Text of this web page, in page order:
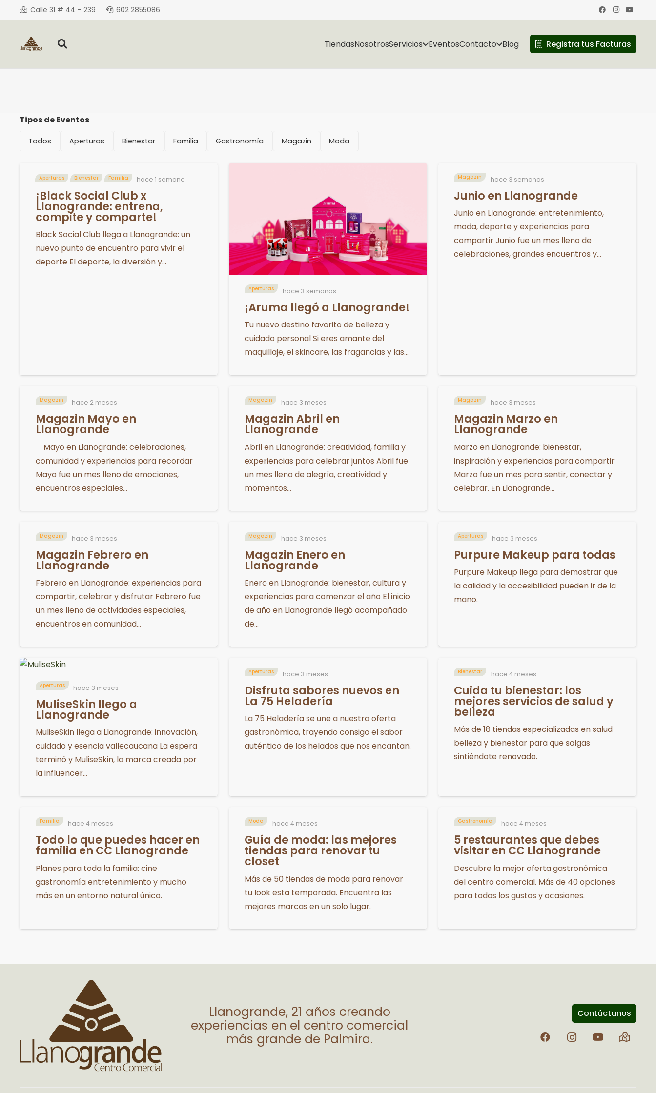
Calle 31 # 44 – 239 602 2855086
TiendasNosotrosServicios EventosContacto Blog Registra tus Facturas
Tipos de Eventos
Todos Aperturas Bienestar Familia Gastronomía Magazin Moda
Aperturas Bienestar Familia hace 1 semana
¡Black Social Club x
Llanogrande: entrena,
compite y comparte!
Black Social Club llega a Llanogrande: un
nuevo punto de encuentro para vivir el
deporte El deporte, la diversión y…
Aperturas hace 3 semanas
¡Aruma llegó a Llanogrande!
Tu nuevo destino favorito de belleza y
cuidado personal Si eres amante del
maquillaje, el skincare, las fragancias y las…
Magazin hace 3 semanas
Junio en Llanogrande
Junio en Llanogrande: entretenimiento,
moda, deporte y experiencias para
compartir Junio fue un mes lleno de
celebraciones, grandes encuentros y…
Magazin hace 2 meses
Magazin Mayo en
Llanogrande
Mayo en Llanogrande: celebraciones,
comunidad y experiencias para recordar
Mayo fue un mes lleno de emociones,
encuentros especiales…
Magazin hace 3 meses
Magazin Abril en
Llanogrande
Abril en Llanogrande: creatividad, familia y
experiencias para celebrar juntos Abril fue
un mes lleno de alegría, creatividad y
momentos…
Magazin hace 3 meses
Magazin Marzo en
Llanogrande
Marzo en Llanogrande: bienestar,
inspiración y experiencias para compartir
Marzo fue un mes para sentir, conectar y
celebrar. En Llanogrande…
Magazin hace 3 meses
Magazin Febrero en
Llanogrande
Febrero en Llanogrande: experiencias para
compartir, celebrar y disfrutar Febrero fue
un mes lleno de actividades especiales,
encuentros en comunidad…
Magazin hace 3 meses
Magazin Enero en
Llanogrande
Enero en Llanogrande: bienestar, cultura y
experiencias para comenzar el año El inicio
de año en Llanogrande llegó acompañado
de…
Aperturas hace 3 meses
Purpure Makeup para todas
Purpure Makeup llega para demostrar que
la calidad y la accesibilidad pueden ir de la
mano.
Aperturas hace 3 meses
MuliseSkin llego a
Llanogrande
MuliseSkin llega a Llanogrande: innovación,
cuidado y esencia vallecaucana La espera
terminó y MuliseSkin, la marca creada por
la influencer…
Aperturas hace 3 meses
Disfruta sabores nuevos en
La 75 Heladería
La 75 Heladería se une a nuestra oferta
gastronómica, trayendo consigo el sabor
auténtico de los helados que nos encantan.
Bienestar hace 4 meses
Cuida tu bienestar: los
mejores servicios de salud y
belleza
Más de 18 tiendas especializadas en salud
belleza y bienestar para que salgas
sintiéndote renovado.
Familia hace 4 meses
Todo lo que puedes hacer en
familia en CC Llanogrande
Planes para toda la familia: cine
gastronomía entretenimiento y mucho
más en un entorno natural único.
Moda hace 4 meses
Guía de moda: las mejores
tiendas para renovar tu
closet
Más de 50 tiendas de moda para renovar
tu look esta temporada. Encuentra las
mejores marcas en un solo lugar.
Gastronomía hace 4 meses
5 restaurantes que debes
visitar en CC Llanogrande
Descubre la mejor oferta gastronómica
del centro comercial. Más de 40 opciones
para todos los gustos y ocasiones.
Llanogrande, 21 años creando
experiencias en el centro comercial
más grande de Palmira.
Contáctanos